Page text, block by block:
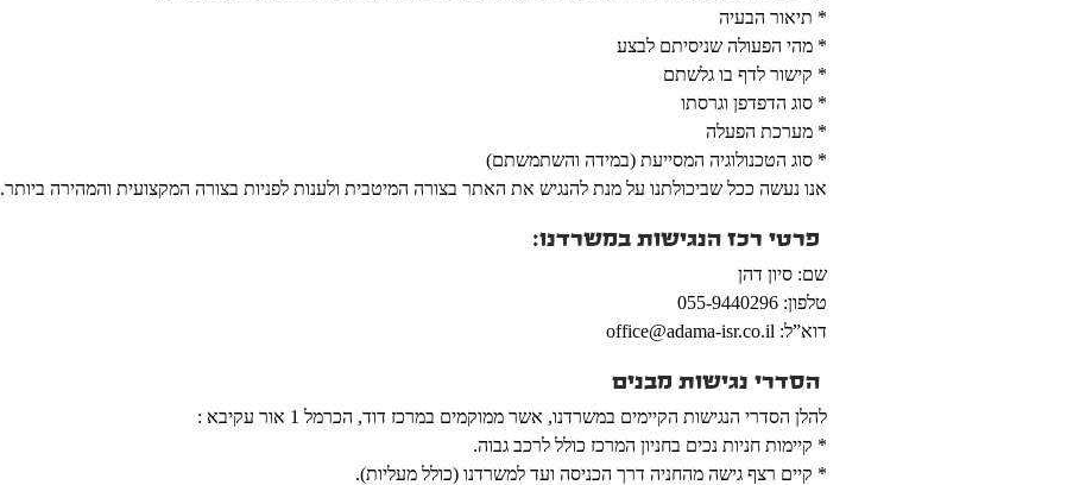
* תיאור הבעיה
* מהי הפעולה שניסיתם לבצע
* קישור לדף בו גלשתם
* סוג הדפדפן וגרסתו
* מערכת הפעלה
* סוג הטכנולוגיה המסייעת (במידה והשתמשתם)
אנו נעשה ככל שביכולתנו על מנת להנגיש את האתר בצורה המיטבית ולענות לפניות בצורה המקצועית והמהירה ביותר.
פרטי רכז הנגישות במשרדנו:
שם: סיון דהן
טלפון: 055-9440296
דוא”ל: office@adama-isr.co.il
הסדרי נגישות מבנים
להלן הסדרי הנגישות הקיימים במשרדנו, אשר ממוקמים במרכז דוד, הכרמל 1 אור עקיבא :
* קיימות חניות נכים בחניון המרכז כולל לרכב גבוה.
* קיים רצף גישה מהחניה דרך הכניסה ועד למשרדנו (כולל מעליות).